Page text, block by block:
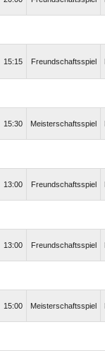
15:15 Freundschaftsspiel
15:30 Meisterschaftsspiel
13:00 Freundschaftsspiel
13:00 Freundschaftsspiel
15:00 Meisterschaftsspiel